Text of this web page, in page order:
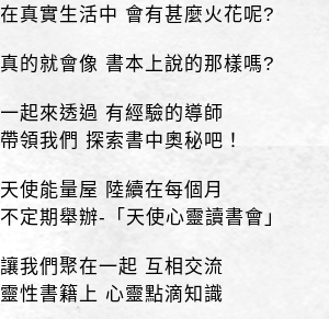
在真實生活中 會有甚麼火花呢?
真的就會像 書本上說的那樣嗎?
一起來透過 有經驗的導師
帶領我們 探索書中奧秘吧！
天使能量屋 陸續在每個月
不定期舉辦-「天使心靈讀書會」
讓我們聚在一起 互相交流
靈性書籍上 心靈點滴知識